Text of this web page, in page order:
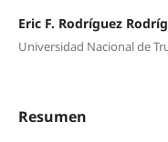
Eric F. Rodríguez
Universidad Nacional de
Resumen